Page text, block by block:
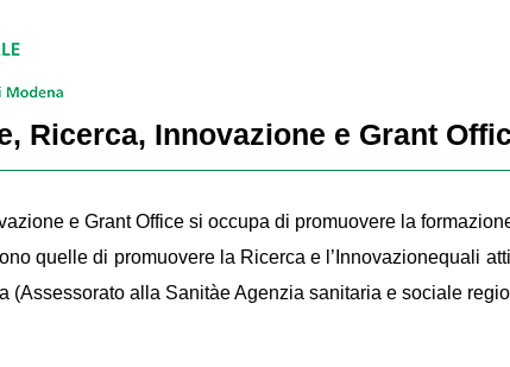
Ricerca, Innovazione e Grant
e Grant Office si occupa di promuovere la
quelle di promuovere la Ricerca e l’Innovazionequali
alla Sanitàe Agenzia sanitaria e sociale